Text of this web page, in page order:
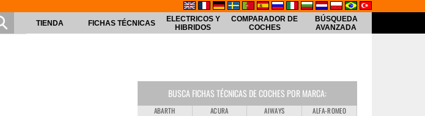
TIENDA FICHAS TÉCNICAS
ELECTRICOS Y
HIBRIDOS
COMPARADOR DE
COCHES
BÚSQUEDA
AVANZADA
BUSCA FICHAS TÉCNICAS DE COCHES POR MARCA:
ABARTH ACURA AIWAYS
ALFA-ROMEO